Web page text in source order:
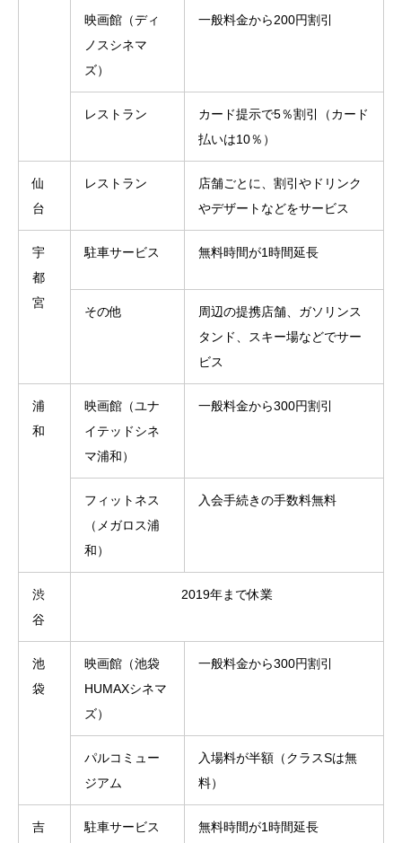
映画館（ディ
ノスシネマ
ズ）
一般料金から200円割引
レストラン
カード提示で5％割引（カード
払いは10％）
仙
台
レストラン
店舗ごとに、割引やドリンク
やデザートなどをサービス
宇
都
宮
駐車サービス 無料時間が1時間延長
その他
周辺の提携店舗、ガソリンス
タンド、スキー場などでサー
ビス
浦
和
映画館（ユナ
イテッドシネ
マ浦和）
一般料金から300円割引
フィットネス
（メガロス浦
和）
入会手続きの手数料無料
渋
谷
2019年まで休業
池
袋
映画館（池袋
HUMAXシネマ
ズ）
一般料金から300円割引
パルコミュー
ジアム
入場料が半額（クラスSは無
料）
吉
駐車サービス 無料時間が1時間延長